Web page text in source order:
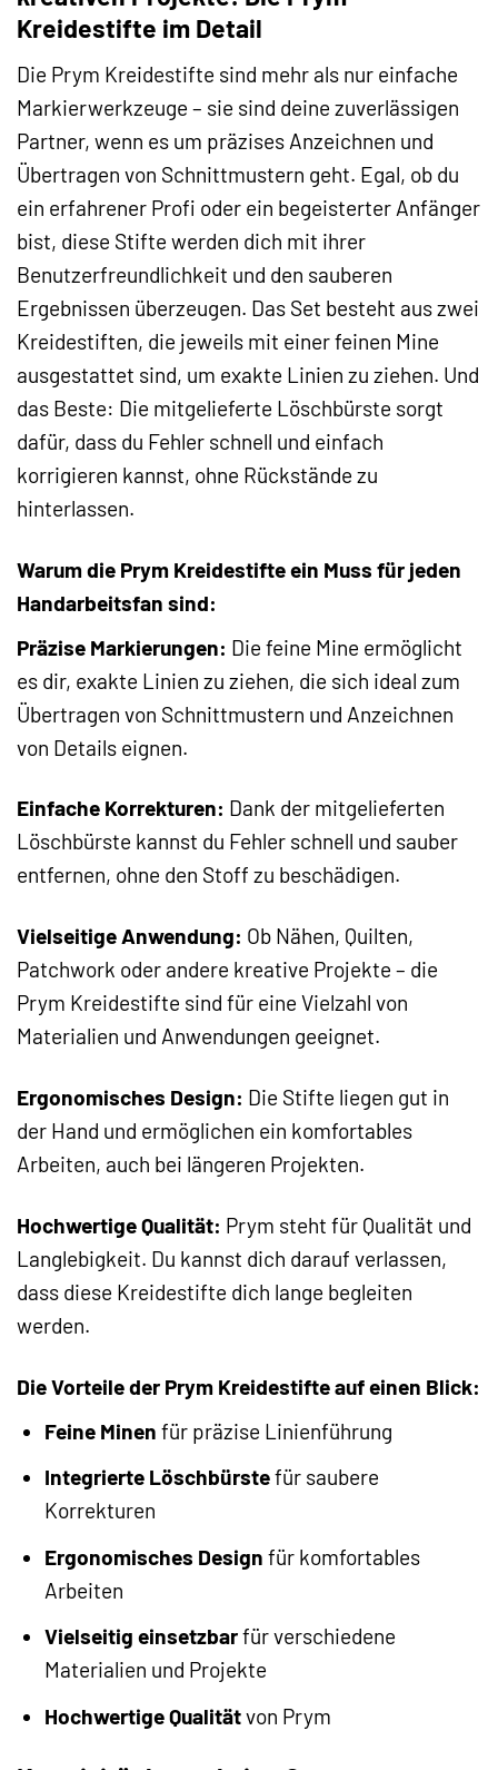
Kreidestifte im Detail
Die Prym Kreidestifte sind mehr als nur einfache
Markierwerkzeuge – sie sind deine zuverlässigen
Partner, wenn es um präzises Anzeichnen und
Übertragen von Schnittmustern geht. Egal, ob du
ein erfahrener Profi oder ein begeisterter Anfänger
bist, diese Stifte werden dich mit ihrer
Benutzerfreundlichkeit und den sauberen
Ergebnissen überzeugen. Das Set besteht aus zwei
Kreidestiften, die jeweils mit einer feinen Mine
ausgestattet sind, um exakte Linien zu ziehen. Und
das Beste: Die mitgelieferte Löschbürste sorgt
dafür, dass du Fehler schnell und einfach
korrigieren kannst, ohne Rückstände zu
hinterlassen.
Warum die Prym Kreidestifte ein Muss für jeden
Handarbeitsfan sind:
Präzise Markierungen: Die feine Mine ermöglicht
es dir, exakte Linien zu ziehen, die sich ideal zum
Übertragen von Schnittmustern und Anzeichnen
von Details eignen.
Einfache Korrekturen: Dank der mitgelieferten
Löschbürste kannst du Fehler schnell und sauber
entfernen, ohne den Stoff zu beschädigen.
Vielseitige Anwendung: Ob Nähen, Quilten,
Patchwork oder andere kreative Projekte – die
Prym Kreidestifte sind für eine Vielzahl von
Materialien und Anwendungen geeignet.
Ergonomisches Design: Die Stifte liegen gut in
der Hand und ermöglichen ein komfortables
Arbeiten, auch bei längeren Projekten.
Hochwertige Qualität: Prym steht für Qualität und
Langlebigkeit. Du kannst dich darauf verlassen,
dass diese Kreidestifte dich lange begleiten
werden.
Die Vorteile der Prym Kreidestifte auf einen Blick:
Feine Minen für präzise Linienführung
Integrierte Löschbürstefür saubere
Korrekturen
Ergonomisches Design für komfortables
Arbeiten
Vielseitig einsetzbarfür verschiedene
Materialien und Projekte
Hochwertige Qualitätvon Prym